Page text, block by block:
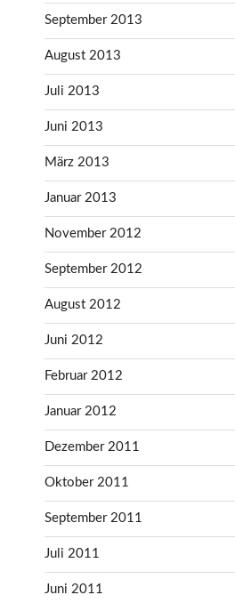
September 2013
August 2013
Juli 2013
Juni 2013
März 2013
Januar 2013
November 2012
September 2012
August 2012
Juni 2012
Februar 2012
Januar 2012
Dezember 2011
Oktober 2011
September 2011
Juli 2011
Juni 2011